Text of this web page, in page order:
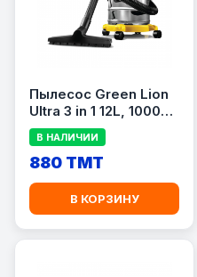
Пылесос Green Lion
Ultra 3 in 1 12L, 1000
Вт, контейнер 12 л,
желтый
В НАЛИЧИИ
880 TMT
В КОРЗИНУ